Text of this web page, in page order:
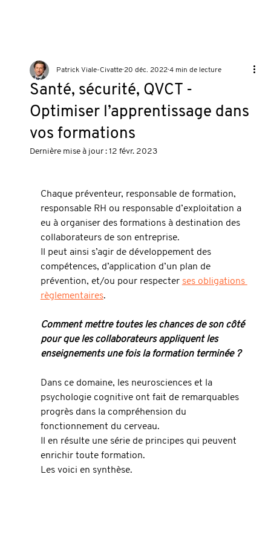
Santé, sécurité, QVCT -
Optimiser l’apprentissage dans
vos formations
Patrick Viale-Civatte 20 déc. 2022 4 min de lecture
Dernière mise à jour : 12 févr. 2023
Chaque préventeur, responsable de formation,
responsable RH ou responsable d’exploitation a
eu à organiser des formations à destination des
collaborateurs de son entreprise.
Il peut ainsi s’agir de développement des
compétences, d’application d’un plan de
prévention, et/ou pour respecter ses obligations
règlementaires.
Comment mettre toutes les chances de son côté
pour que les collaborateurs appliquent les
enseignements une fois la formation terminée ?
Dans ce domaine, les neurosciences et la
psychologie cognitive ont fait de remarquables
progrès dans la compréhension du
fonctionnement du cerveau.
Il en résulte une série de principes qui peuvent
enrichir toute formation.
Les voici en synthèse.